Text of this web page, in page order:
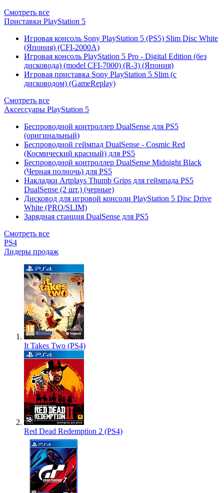
Смотреть все
Приставки PlayStation 5
Игровая консоль Sony PlayStation 5 (PS5) Slim Disc White
(Япония) (CFI-2000A)
Игровая консоль PlayStation 5 Pro - Digital Edition (без
дисковода) (model CFI-7000) (R-3) (Япония)
Игровая приставка Sony PlayStation 5 Slim (с
дисководом) (GameReplay)
Смотреть все
Аксессуары PlayStation 5
Беспроводной контроллер DualSense для PS5
(оригинальный)
Беспроводной геймпад DualSense - Cosmic Red
(Космический красный) для PS5
Беспроводной контроллер DualSense Midnight Black
(Черная полночь) для PS5
Накладки Artplays Thumb Grips для геймпада PS5
DualSense (2 шт.) (черные)
Дисковод для игровой консоли PlayStation 5 Disc Drive
White (PRO/SLIM)
Зарядная станция DualSense для PS5
Смотреть все
PS4
Лидеры продаж
It Takes Two (PS4)
Red Dead Redemption 2 (PS4)